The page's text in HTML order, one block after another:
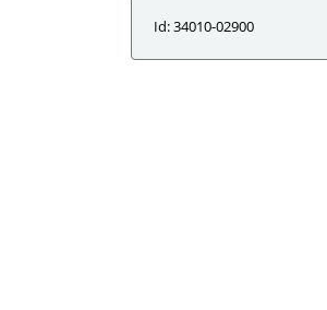
Id: 34010-02900